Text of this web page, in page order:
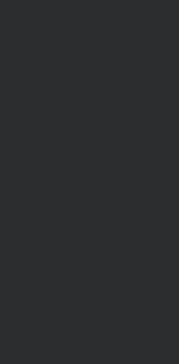
一下，開這麼多次親子賽車，這
墊背，這家不僅方向盤有黏一個
頸部也有固定住，這讓家長玩的
也是別於其他家自己扣住再檢
忙扣上再繫緊安全帶，跑完後發
了幾圈還有速度，真的是很大推
錯的。 目前人還不多，開起來算
被限制，極速有點慢。